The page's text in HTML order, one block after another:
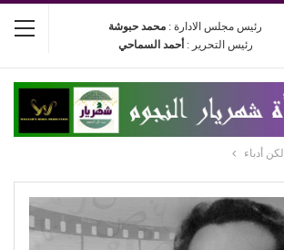
رئيس مجلس الادارة : محمد حبوشة
رئيس التحرير : أحمد السماحي
أدباء